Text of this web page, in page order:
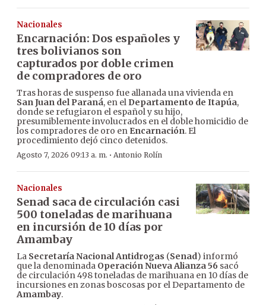
Nacionales
Encarnación: Dos españoles y
tres bolivianos son
capturados por doble crimen
de compradores de oro
Tras horas de suspenso fue allanada una vivienda en
San Juan del Paraná, en el Departamento de Itapúa,
donde se refugiaron el español y su hijo,
presumiblemente involucrados en el doble homicidio de
los compradores de oro en Encarnación. El
procedimiento dejó cinco detenidos.
Agosto 7, 2026 09:13 a. m. · Antonio Rolín
Nacionales
Senad saca de circulación casi
500 toneladas de marihuana
en incursión de 10 días por
Amambay
La Secretaría Nacional Antidrogas (Senad) informó
que la denominada Operación Nueva Alianza 56 sacó
de circulación 498 toneladas de marihuana en 10 días de
incursiones en zonas boscosas por el Departamento de
Amambay.